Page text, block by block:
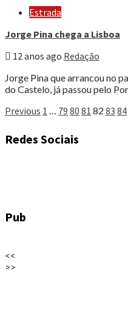
Estrada
Jorge Pina chega a Lisboa
12 anos ago Redação
Jorge Pina que arrancou no
do Castelo, já passou pelo
Paginação
dos
Previous 1 … 79 80 81 82 83 84
Redes Sociais
Pub
<<
>>